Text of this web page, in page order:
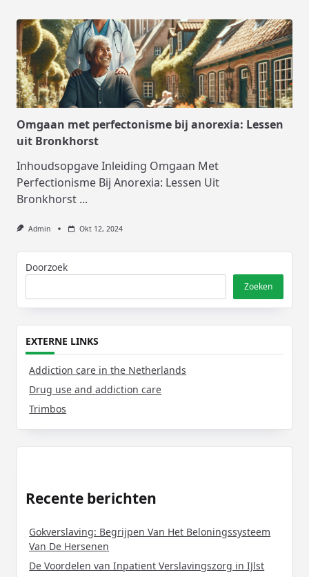
Omgaan met perfectonisme bij anorexia: Lessen
uit Bronkhorst
Inhoudsopgave Inleiding Omgaan Met
Perfectionisme Bij Anorexia: Lessen Uit
Bronkhorst ...
Admin Okt 12, 2024
Doorzoek
Zoeken
EXTERNE LINKS
Addiction care in the Netherlands
Drug use and addiction care
Trimbos
Recente berichten
Gokverslaving: Begrijpen Van Het Beloningssysteem
Van De Hersenen
De Voordelen van Inpatient Verslavingszorg in IJlst